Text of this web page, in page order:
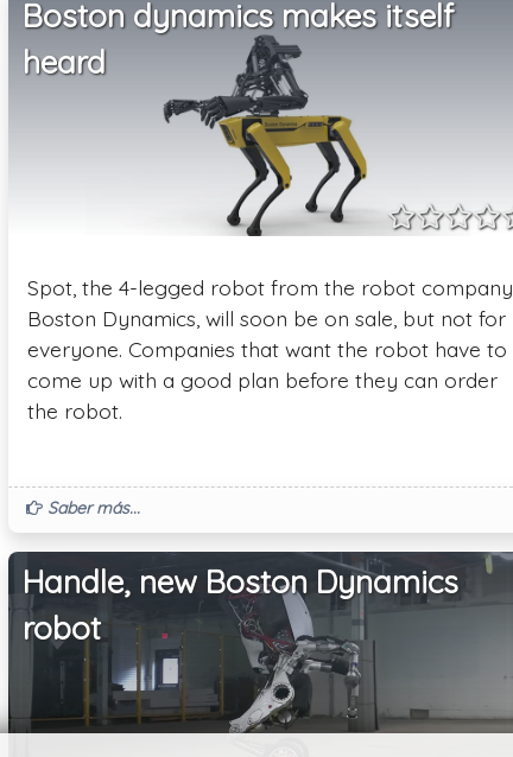
Boston dynamics makes itself
heard
Spot, the 4-legged robot from the robot company
Boston Dynamics, will soon be on sale, but not for
everyone. Companies that want the robot have to
come up with a good plan before they can order
the robot.
Saber más...
Handle, new Boston Dynamics
robot